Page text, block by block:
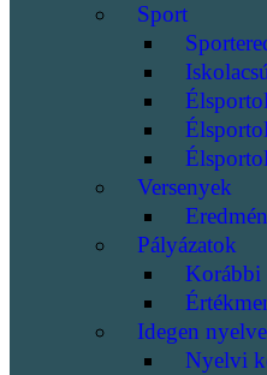
Sport
Versenyek
Pályázatok
Korábbi
Idegen
Nyelvi